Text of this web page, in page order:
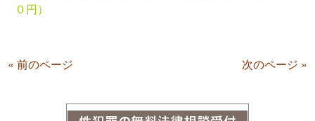
０円）
« 前のページ 次のページ »